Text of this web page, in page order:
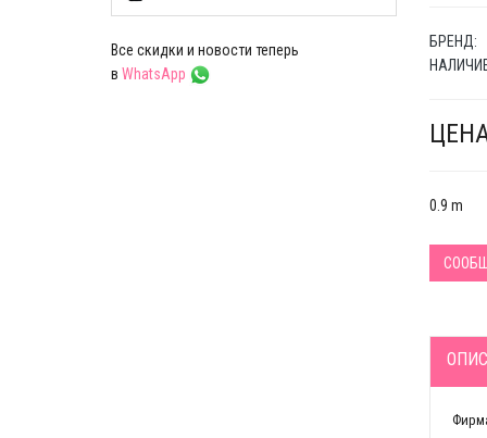
БРЕНД:
0.9 m
Все скидки и новости теперь
в WhatsApp